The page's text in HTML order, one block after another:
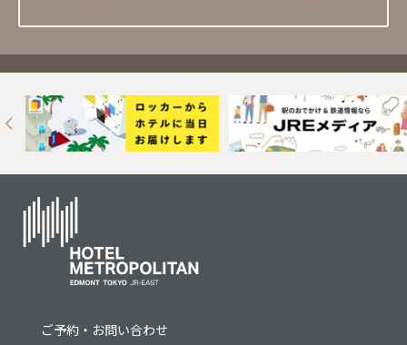
Next
ご予約・お問い合わせ